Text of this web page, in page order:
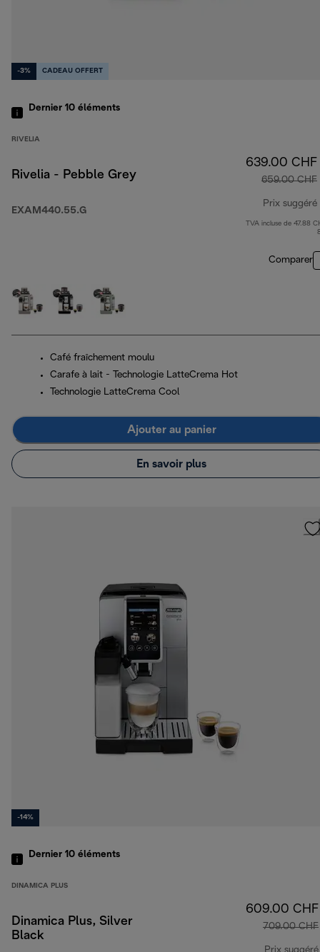
-3% CADEAU OFFERT
Dernier 10 éléments
RIVELIA
Rivelia - Pebble Grey
EXAM440.55.G
639.00 CHF
659.00 CHF
Prix suggéré
TVA incluse de 47.88
Comparer
Café fraîchement moulu
Carafe à lait - Technologie LatteCrema Hot
Technologie LatteCrema Cool
Ajouter au panier
En savoir plus
-14%
Dernier 10 éléments
DINAMICA PLUS
Dinamica Plus, Silver
Black
609.00 CHF
709.00 CHF